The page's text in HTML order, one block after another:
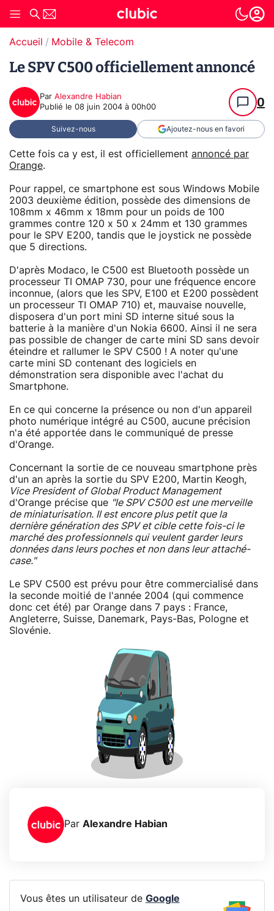
Accueil Mobile & Telecom
Le SPV C500 officiellement annoncé
Par Alexandre Habian
Publié le 08 juin 2004 à 00h00 0
Suivez-nous Ajoutez-nous en favori
Cette fois ca y est, il est officiellement annoncé par
Orange.
Pour rappel, ce smartphone est sous Windows Mobile
2003 deuxième édition, possède des dimensions de
108mm x 46mm x 18mm pour un poids de 100
grammes contre 120 x 50 x 24mm et 130 grammes
pour le SPV E200, tandis que le joystick ne possède
que 5 directions.
D'après Modaco, le C500 est Bluetooth possède un
processeur TI OMAP 730, pour une fréquence encore
inconnue, (alors que les SPV, E100 et E200 possèdent
un processeur TI OMAP 710) et, mauvaise nouvelle,
disposera d'un port mini SD interne situé sous la
batterie à la manière d'un Nokia 6600. Ainsi il ne sera
pas possible de changer de carte mini SD sans devoir
éteindre et rallumer le SPV C500 ! A noter qu'une
carte mini SD contenant des logiciels en
démonstration sera disponible avec l'achat du
Smartphone.
En ce qui concerne la présence ou non d'un appareil
photo numérique intégré au C500, aucune précision
n'a été apportée dans le communiqué de presse
d'Orange.
Concernant la sortie de ce nouveau smartphone près
d'un an après la sortie du SPV E200, Martin Keogh,
Vice President of Global Product Management
d'Orange précise que "le SPV C500 est une merveille
de miniaturisation. Il est encore plus petit que la
dernière génération des SPV et cible cette fois-ci le
marché des professionnels qui veulent garder leurs
données dans leurs poches et non dans leur attaché-
case."
Le SPV C500 est prévu pour être commercialisé dans
la seconde moitié de l'année 2004 (qui commence
donc cet été) par Orange dans 7 pays : France,
Angleterre, Suisse, Danemark, Pays-Bas, Pologne et
Slovénie.
Par Alexandre Habian
Vous êtes un utilisateur de Google